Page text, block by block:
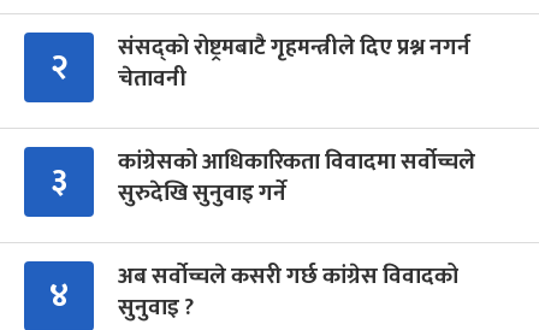
२
संसद्को रोष्ट्रमबाटै गृहमन्त्रीले दिए प्रश्न नगर्न
चेतावनी
३
कांग्रेसको आधिकारिकता विवादमा सर्वोच्चले
सुरुदेखि सुनुवाइ गर्ने
४
अब सर्वोच्चले कसरी गर्छ कांग्रेस विवादको
सुनुवाइ ?